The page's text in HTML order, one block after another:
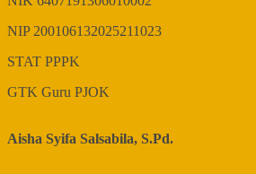
NIP 200106132025211023
STAT PPPK
GTK Guru PJOK
Aisha Syifa Salsabila, S.Pd.